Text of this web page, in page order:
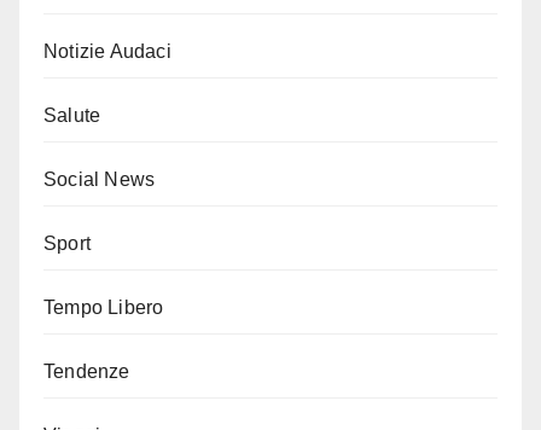
Notizie Audaci
Salute
Social News
Sport
Tempo Libero
Tendenze